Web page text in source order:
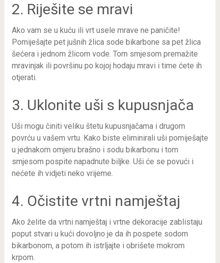
2. Riješite se mravi
Ako vam se u kuću ili vrt usele mrave ne paničite!
Pomiješajte pet jušnih žlica sode bikarbone sa pet žlica
šećera i jednom žlicom vode. Tom smjesom premažite
mravinjak ili površinu po kojoj hodaju mravi i time ćete ih
otjerati.
3. Uklonite uši s kupusnjača
Uši mogu činiti veliku štetu kupusnjačama i drugom
povrću u vašem vrtu. Kako biste eliminirali uši pomiješajte
u jednakom omjeru brašno i sodu bikarbonu i tom
smjesom pospite napadnute biljke. Uši će se povući i
nećete ih vidjeti neko vrijeme.
4. Očistite vrtni namještaj
Ako želite da vrtni namještaj i vrtne dekoracije zablistaju
poput stvari u kući dovoljno je da ih pospete sodom
bikarbonom, a potom ih istrljajte i obrišete mokrom
krpom.